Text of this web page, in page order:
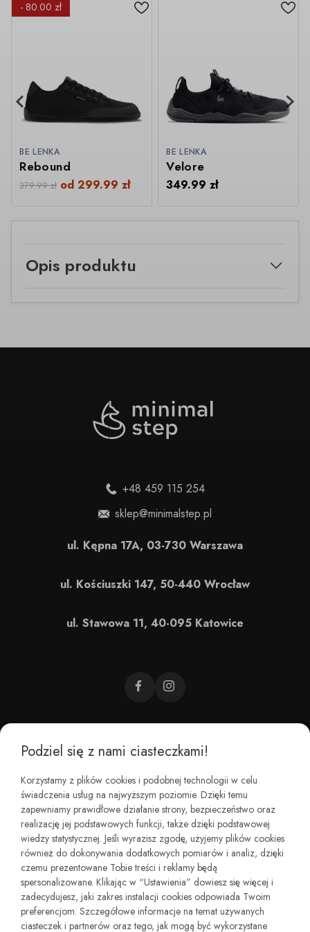
- 80.00 zł
BE LENKA
Rebound
379.99zł od299.99zł
BE LENKA
Velore
349.99zł
Opis produktu
CZEMU BAREFOOT?
KIM JESTEŚMY?
REGULAMINY I ZWROTY
+48 459 115 254
sklep@minimalstep.pl
ul. Kępna 17A, 03-730 Warszawa
ul. Kościuszki 147, 50-440 Wrocław
ul. Stawowa 11, 40-095 Katowice
Podziel się z nami ciasteczkami!
Korzystamy z plików cookies i podobnej technologii w celu
świadczenia usług na najwyższym poziomie. Dzięki temu
zapewniamy prawidłowe działanie strony, bezpieczeństwo oraz
realizację jej podstawowych funkcji, także dzięki podstawowej
wiedzy statystycznej. Jeśli wyrazisz zgodę, użyjemy plików cookies
również do dokonywania dodatkowych pomiarów i analiz, dzięki
czemu prezentowane Tobie treści i reklamy będą
spersonalizowane. Klikając w “Ustawienia” dowiesz się więcej i
zadecydujesz, jaki zakres instalacji cookies odpowiada Twoim
preferencjom. Szczegółowe informacje na temat używanych
ciasteczek i partnerów oraz tego, jak mogą być wykorzystane